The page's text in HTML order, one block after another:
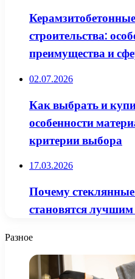
строительства:
преимущества и
02.07.2026
Как выбрать и
особенности
критерии выбора
17.03.2026
Почему
становятся
Разное